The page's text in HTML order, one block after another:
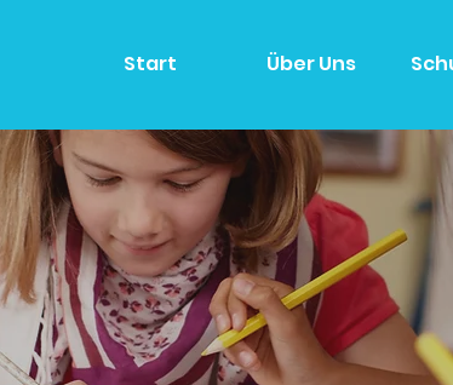
Start Über Uns